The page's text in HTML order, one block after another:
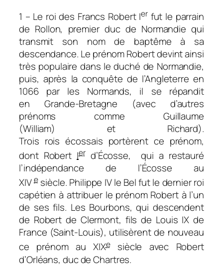
1 – Le roi des Francs Robert Ierfut le parrain
de Rollon, premier duc de Normandie qui
transmit son nom de baptême à sa
descendance. Le prénom Robert devint ainsi
très populaire dans le duché de Normandie,
puis, après la conquête de l’Angleterre en
1066 par les Normands, il se répandit
en Grande-Bretagne (avec d’autres
prénoms comme Guillaume
(William) et Richard).
Trois rois écossais portèrent ce prénom,
dont RobertIerd’Écosse, qui a restauré
l’indépendance de l’Écosse au
XIVe siècle. Philippe IV le Bel fut le dernier roi
capétien à attribuer le prénom Robert à l’un
de ses fils. Les Bourbons, qui descendent
de Robert de Clermont, fils de Louis IX de
France (Saint-Louis), utilisèrent de nouveau
ce prénom au XIXesiècle avec Robert
d’Orléans, duc de Chartres.